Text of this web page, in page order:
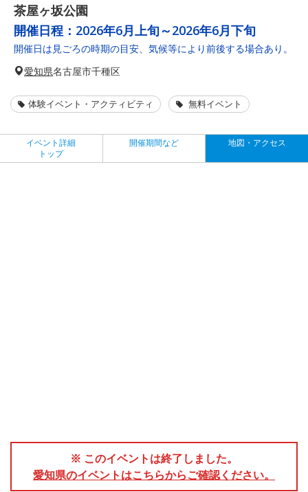
茶屋ヶ坂公園
開催日程： 2026年6月上旬～2026年6月下旬
開催日は見ごろの時期の目安、気候等により前後する場合あり。
愛知県名古屋市千種区
体験イベント・アクティビティ 無料イベント
イベント詳細
トップ
開催期間など 地図・アクセス
※ このイベントは終了しました。
愛知県のイベントはこちらからご確認ください。